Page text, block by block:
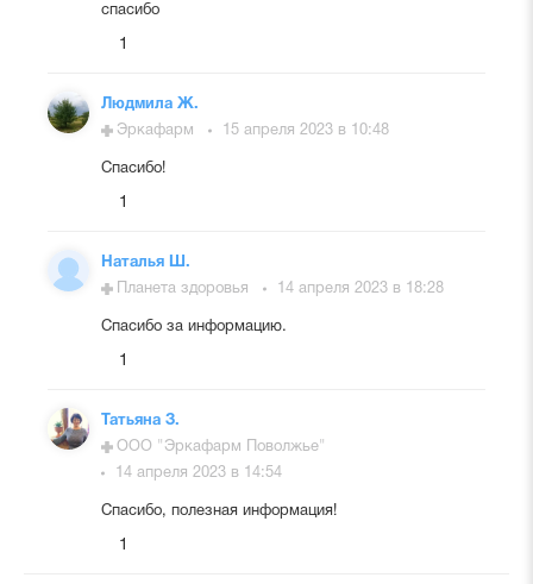
спасибо
1
Людмила Ж.
Эркафарм
15 апреля 2023 в 10:48
Спасибо!
1
Наталья Ш.
Планета здоровья
14 апреля 2023 в 18:28
Спасибо за информацию.
1
Татьяна З.
ООО "Эркафарм Поволжье"
14 апреля 2023 в 14:54
Спасибо, полезная информация!
1